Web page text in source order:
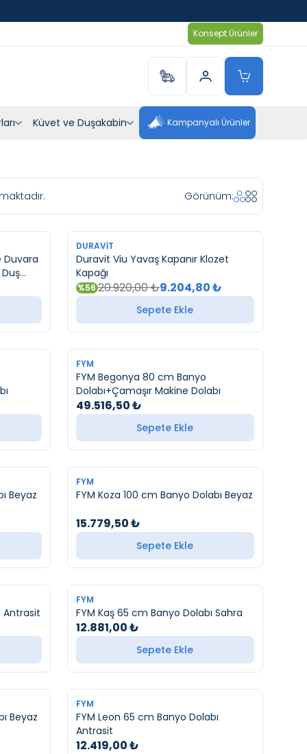
Konsept Ürünler
Küvet ve Duşakabin Kampanyalı Ürünler
Görünüm:
Duvara
YENI
DURAVIT
Duravit Viu Yavaş Kapanır Klozet
Kapağı
%5620.920,00₺9.204,80₺
Sepete Ekle
YENI
FYM
FYM Begonya 80 cm Banyo
Dolabı+Çamaşır Makine Dolabı
49.516,50₺
Sepete Ekle
Beyaz
FYM
FYM Koza 100 cm Banyo Dolabı Beyaz
15.779,50₺
Sepete Ekle
Antrasit
FYM
FYM Kaş 65 cm Banyo Dolabı Sahra
12.881,00₺
Sepete Ekle
Beyaz
FYM
FYM Leon 65 cm Banyo Dolabı
Antrasit
12.419,00₺